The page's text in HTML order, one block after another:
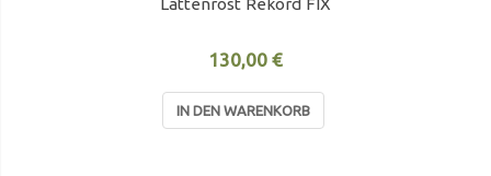
Lattenrost Rekord FIX
130,00 €
IN DEN WARENKORB